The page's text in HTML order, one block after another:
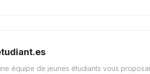
équipe de jeunes étudiants vous